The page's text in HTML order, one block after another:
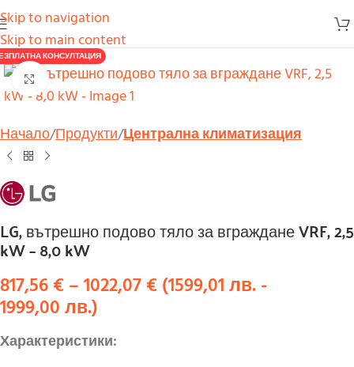
Skip to navigation
Skip to main content
КОНСУЛТАЦИЯ
Увеличи
Начало Продукти Централна климатизация
LG, вътрешно подово тяло за вграждане VRF, 2,5
kW – 8,0 kW
817,56€–1022,07€(1599,01лв.-
1999,00лв.)
Характеристики: